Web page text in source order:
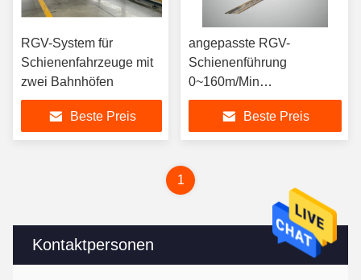
Kontaktpersonen
RGV-System für
Schienenfahrzeuge mit
zwei Bahnhöfen
Beste Preis
angepasste RGV-
Schienenführung
0~160m/Min
Geschwindigkeitsvariable
Frequenzregelung
Beste Preis
1